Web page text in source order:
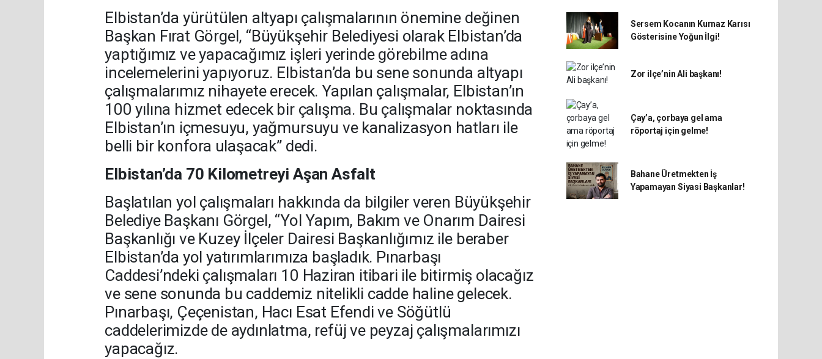
Elbistan’da yürütülen altyapı çalışmalarının önemine değinen
Başkan Fırat Görgel, “Büyükşehir Belediyesi olarak Elbistan’da
yaptığımız ve yapacağımız işleri yerinde görebilme adına
incelemelerini yapıyoruz. Elbistan’da bu sene sonunda altyapı
çalışmalarımız nihayete erecek. Yapılan çalışmalar, Elbistan’ın
100 yılına hizmet edecek bir çalışma. Bu çalışmalar noktasında
Elbistan’ın içmesuyu, yağmursuyu ve kanalizasyon hatları ile
belli bir konfora ulaşacak” dedi.
Elbistan’da 70 Kilometreyi Aşan Asfalt
Başlatılan yol çalışmaları hakkında da bilgiler veren Büyükşehir
Belediye Başkanı Görgel, “Yol Yapım, Bakım ve Onarım Dairesi
Başkanlığı ve Kuzey İlçeler Dairesi Başkanlığımız ile beraber
Elbistan’da yol yatırımlarımıza başladık. Pınarbaşı
Caddesi’ndeki çalışmaları 10 Haziran itibari ile bitirmiş olacağız
ve sene sonunda bu caddemiz nitelikli cadde haline gelecek.
Pınarbaşı, Çeçenistan, Hacı Esat Efendi ve Söğütlü
caddelerimizde de aydınlatma, refüj ve peyzaj çalışmalarımızı
yapacağız.
Sersem Kocanın Kurnaz Karısı
Gösterisine Yoğun İlgi!
Zor ilçe’nin Ali başkanı!
Çay’a, çorbaya gel ama
röportaj için gelme!
Bahane Üretmekten İş
Yapamayan Siyasi Başkanlar!